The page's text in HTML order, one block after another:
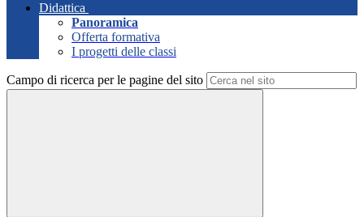
Didattica
Panoramica
Offerta formativa
I progetti delle classi
Campo di ricerca per le pagine del sito